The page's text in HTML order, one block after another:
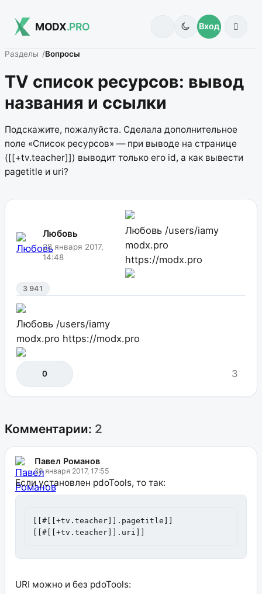
MODX.PRO Вход
Разделы Вопросы
TV список ресурсов: вывод
названия и ссылки
Подскажите, пожалуйста. Сделала дополнительное
поле «Список ресурсов» — при выводе на странице
([[+tv.teacher]]) выводит только его id, а как вывести
pagetitle и uri?
Любовь
28 января 2017,
14:48
Любовь /users/iamy
modx.pro
https://modx.pro
3 941
Любовь /users/iamy
modx.pro https://modx.pro
0 3
Комментарии: 2
Павел Романов
28 января 2017, 17:55
Если установлен pdoTools, то так:
[[#[[+tv.teacher]].pagetitle]]
[[#[[+tv.teacher]].uri]]
URI можно и без pdoTools: